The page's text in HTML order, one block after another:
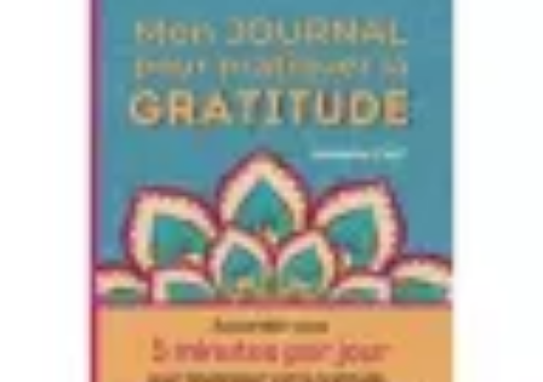
Choix des LégumesCultivationCultivation
Astuces et Conseils
Guide Légumes